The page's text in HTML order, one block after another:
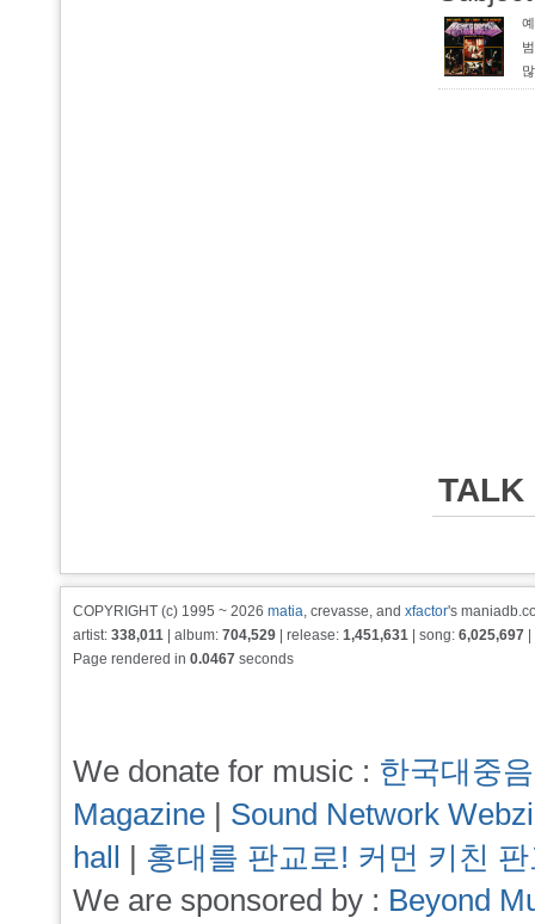
TALK
COPYRIGHT (c) 1995 ~ 2026 matia, crevasse, and xfactor's
artist: 338,011 | album: 704,529 | release: 1,451,631 | song: 6,025,697
Page rendered in 0.0467 seconds
We donate for music : 한국대중
Magazine | Sound Network
hall | 홍대를 판교로! 커먼 키친
We are sponsored by : Beyond